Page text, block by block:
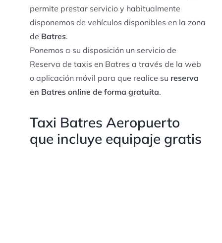
permite prestar servicio y habitualmente
disponemos de vehículos disponibles en la zona
de Batres.
Ponemos a su disposición un servicio de
Reserva de taxis en Batres a través de la web
o aplicación móvil para que realice su reserva
en Batres online de forma gratuita.
Taxi Batres Aeropuerto
que incluye equipaje gratis